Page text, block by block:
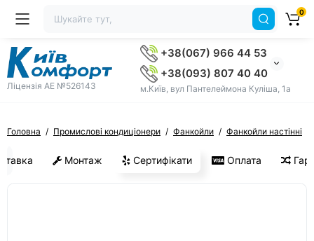
Ліцензія AE №526143
+38(067) 966 44 53
+38(093) 807 40 40
м.Київ, вул Пантелеймона Куліша, 1а
0
Головна Промислові кондиціонери Фанкойли Фанкойли настінні
Монтаж Сертифікати Оплата